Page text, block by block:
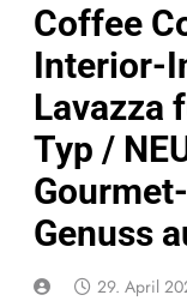
Coffee
Interior-
Lavazza
Typ /
Genuss
29. April